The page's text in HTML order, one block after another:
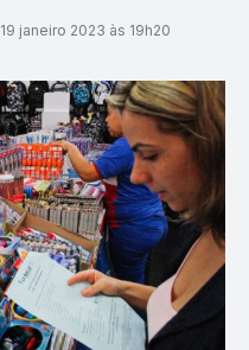
19 janeiro 2023 às 19h20